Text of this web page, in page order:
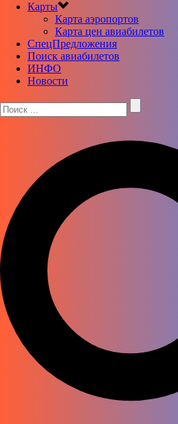
Карты
Карта аэропортов
Карта цен авиабилетов
CпецПредложения
Поиск авиабилетов
ИНФО
Новости